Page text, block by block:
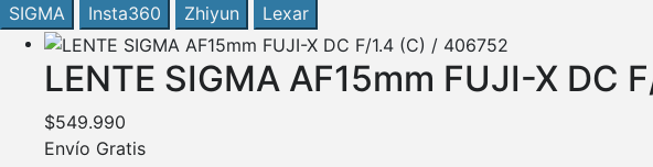
SIGMA Insta360 Zhiyun Lexar
LENTE SIGMA AF15mm FUJI-X DC
$549.990
Envío Gratis